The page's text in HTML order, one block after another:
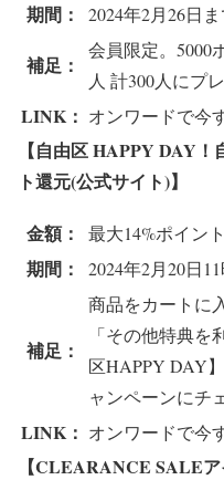
期間： 2024年2月26日
補足：
会員限定。5000
人 計300人にプ
LINK： オンワードで今
【自由区 HAPPY DAY
ト還元(公式サイト)】
金額： 最大14%ポイン
期間： 2024年2月20日
補足：
商品をカートに
「その他特典
区HAPPY DAY
ャンペーンにチ
LINK： オンワードで今
【CLEARANCE SALE